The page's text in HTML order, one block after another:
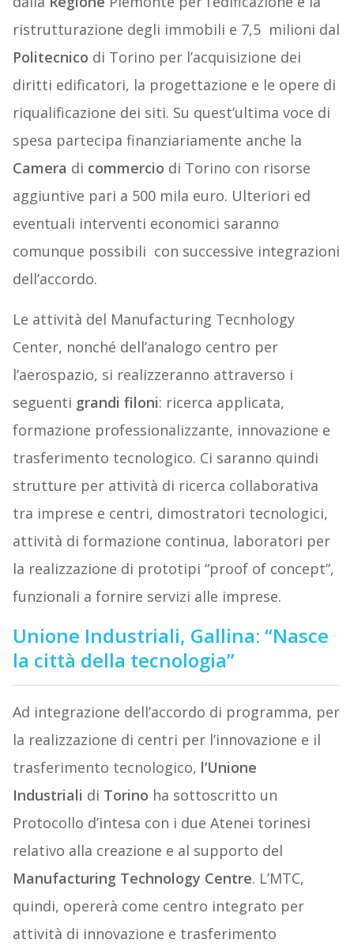
ristrutturazione degli immobili e 7,5 milioni dal
Politecnico di Torino per l’acquisizione dei
diritti edificatori, la progettazione e le opere di
riqualificazione dei siti. Su quest’ultima voce di
spesa partecipa finanziariamente anche la
Camera di commercio di Torino con risorse
aggiuntive pari a 500 mila euro. Ulteriori ed
eventuali interventi economici saranno
comunque possibili con successive integrazioni
dell’accordo.
Le attività del Manufacturing Tecnhology
Center, nonché dell’analogo centro per
l’aerospazio, si realizzeranno attraverso i
seguenti grandi filoni: ricerca applicata,
formazione professionalizzante, innovazione e
trasferimento tecnologico. Ci saranno quindi
strutture per attività di ricerca collaborativa
tra imprese e centri, dimostratori tecnologici,
attività di formazione continua, laboratori per
la realizzazione di prototipi “proof of concept”,
funzionali a fornire servizi alle imprese.
Unione Industriali, Gallina: “Nasce
la città della tecnologia”
Ad integrazione dell’accordo di programma, per
la realizzazione di centri per l’innovazione e il
trasferimento tecnologico, l’Unione
Industriali di Torino ha sottoscritto un
Protocollo d’intesa con i due Atenei torinesi
relativo alla creazione e al supporto del
Manufacturing Technology Centre. L’MTC,
quindi, opererà come centro integrato per
attività di innovazione e trasferimento